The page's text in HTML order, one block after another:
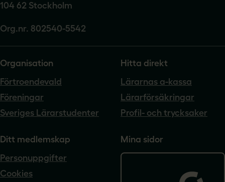
104 62 Stockholm
Org.nr. 802540-5542
Organisation
Förtroendevald
Föreningar
Sveriges Lärarstudenter
Hitta direkt
Lärarnas a-kassa
Lärarförsäkringar
Profil- och trycksaker
Ditt medlemskap
Personuppgifter
Cookies
Mina sidor